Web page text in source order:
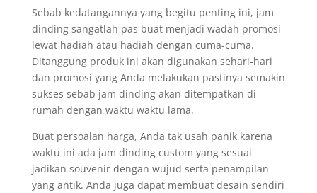
Sebab kedatangannya yang begitu penting ini, jam
dinding sangatlah pas buat menjadi wadah promosi
lewat hadiah atau hadiah dengan cuma-cuma.
Ditanggung produk ini akan digunakan sehari-hari
dan promosi yang Anda melakukan pastinya semakin
sukses sebab jam dinding akan ditempatkan di
rumah dengan waktu waktu lama.
Buat persoalan harga, Anda tak usah panik karena
waktu ini ada jam dinding custom yang sesuai
jadikan souvenir dengan wujud serta penampilan
yang antik. Anda juga dapat membuat desain sendiri